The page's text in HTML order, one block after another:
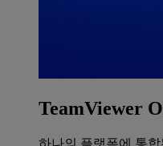
TeamViewer
하나의 플랫폼에 통합